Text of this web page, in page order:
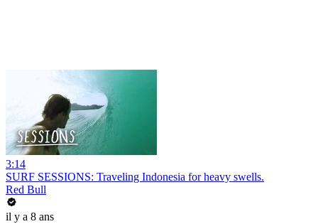
3:14
SURF SESSIONS: Traveling Indonesia for heavy swells.
Red Bull
il y a 8 ans